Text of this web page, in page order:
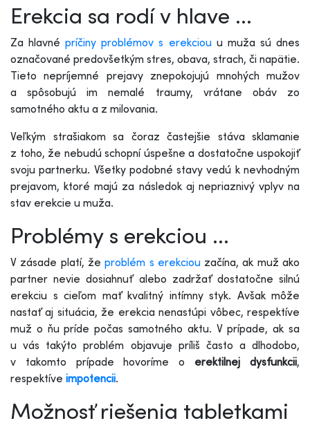
Erekcia sa rodí v hlave ...
Za hlavnépríčiny problémov s erekciouu muža sú dnes
označované predovšetkým stres, obava, strach, či napätie.
Tieto nepríjemné prejavy znepokojujú mnohých mužov
a spôsobujú im nemalé traumy, vrátane obáv zo
samotného aktu a z milovania.
Veľkým strašiakom sa čoraz častejšie stáva sklamanie
z toho, že nebudú schopní úspešne a dostatočne uspokojiť
svoju partnerku. Všetky podobné stavy vedú k nevhodným
prejavom, ktoré majú za následok aj nepriaznivý vplyv na
stav erekcie u muža.
Problémy s erekciou ...
V zásade platí, žeproblém s erekciouzačína, ak muž ako
partner nevie dosiahnuť alebo zadržať dostatočne silnú
erekciu s cieľom mať kvalitný intímny styk. Avšak môže
nastať aj situácia, že erekcia nenastúpi vôbec, respektíve
muž o ňu príde počas samotného aktu. V prípade, ak sa
u vás takýto problém objavuje príliš často a dlhodobo,
v takomto prípade hovoríme o erektilnej dysfunkcii,
respektíve impotencii.
Možnosť riešenia tabletkami